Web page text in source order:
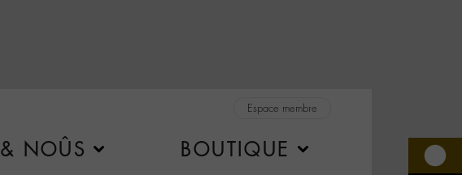
Espace membre
& NOÛS BOUTIQUE